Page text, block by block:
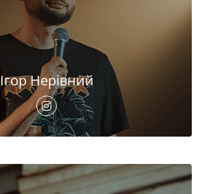
Ігор Нерівний